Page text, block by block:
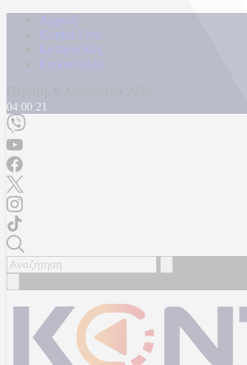
Αρχική
Kontra Live
Καταγγελίες
Επικοινωνία
04:00:24